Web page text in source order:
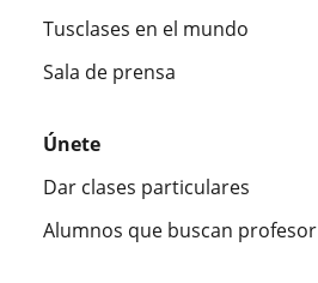
Tusclases en el mundo
Sala de prensa
Únete
Dar clases particulares
Alumnos que buscan profesor